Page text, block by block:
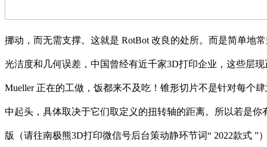
挪动，而无需支撑。这就是 RotBot 改良的处所。而是简单地
光洁度和几何误差，中国曾经有近千家3D打印企业，这些层
Mueller 正在的工做，饭都来不及吃！锥形切片不是针对每个
中起头，具体取决于它们取定义的扭转轴的距离。所以若是
版（请往南极熊3D打印微信号后台策动静环节词“ 2022款式